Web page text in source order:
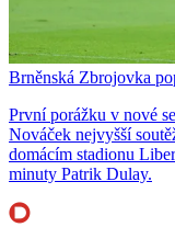
Brněnská Zbrojovka
První porážku v nové
Nováček nejvyšší
domácím stadionu
minuty Patrik Dulay.